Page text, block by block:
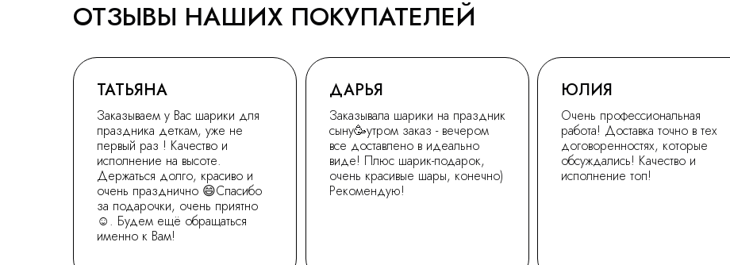
ОТЗЫВЫ НАШИХ ПОКУПАТЕЛЕЙ
Заказывала шарики на праздник
сыну🥳утром заказ - вечером
все доставлено в идеально
виде! Плюс шарик-подарок,
очень красивые шары, конечно)
Рекомендую!
ДАРЬЯ ЮЛИЯ
Очень профессиональная
работа! Доставка точно в тех
договоренностях, которые
обсуждались! Качество и
исполнение топ!
ТАТЬЯНА
Заказываем у Вас шарики для
праздника деткам, уже не
первый раз ! Качество и
исполнение на высоте.
Держаться долго, красиво и
очень празднично 😄Спасибо
за подарочки, очень приятно
☺. Будем ещё обращаться
именно к Вам!